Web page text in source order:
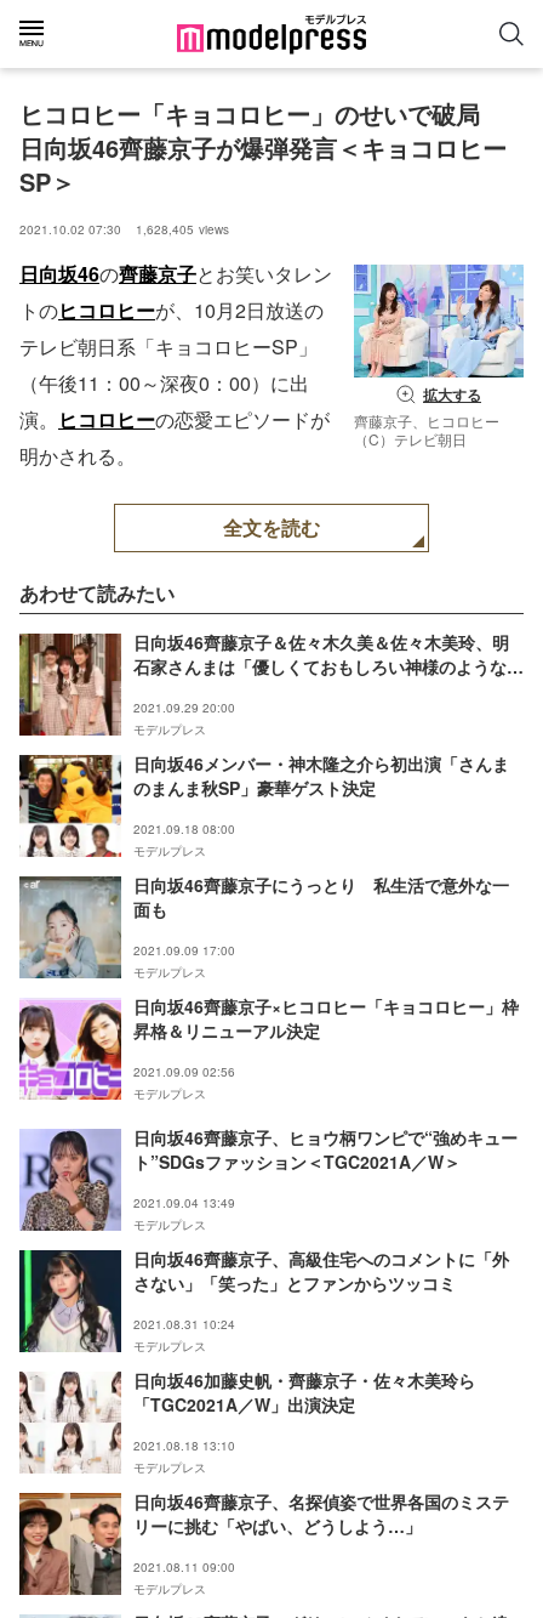
ヒコロヒー「キョコロヒー」のせいで破局
日向坂46齊藤京子が爆弾発言＜キョコロヒー
SP＞
2021.10.02 07:30 1,628,405 views
拡大する
齊藤京子、ヒコロヒー
（C）テレビ朝日
日向坂46の齊藤京子とお笑いタレン
トのヒコロヒーが、10月2日放送の
テレビ朝日系「キョコロヒーSP」
（午後11：00～深夜0：00）に出
演。
ヒコロヒーの恋愛エピソードが
明かされる。
全文を読む
あわせて読みたい
日向坂46齊藤京子＆佐々木久美＆佐々木美玲、明
石家さんまは「優しくておもしろい神様のような
2021.09.29 20:00
モデルプレス
日向坂46メンバー・神木隆之介ら初出演「さんま
のまんま秋SP」豪華ゲスト決定
2021.09.18 08:00
モデルプレス
日向坂46齊藤京子にうっとり 私生活で意外な一
面も
2021.09.09 17:00
モデルプレス
日向坂46齊藤京子×ヒコロヒー「キョコロヒー」枠
昇格＆リニューアル決定
2021.09.09 02:56
モデルプレス
日向坂46齊藤京子、ヒョウ柄ワンピで“強めキュー
ト”SDGsファッション＜TGC2021A／W＞
2021.09.04 13:49
モデルプレス
日向坂46齊藤京子、高級住宅へのコメントに「外
さない」「笑った」とファンからツッコミ
2021.08.31 10:24
モデルプレス
日向坂46加藤史帆・齊藤京子・佐々木美玲ら
「TGC2021A／W」出演決定
2021.08.18 13:10
モデルプレス
日向坂46齊藤京子、名探偵姿で世界各国のミステ
リーに挑む「やばい、どうしよう…」
2021.08.11 09:00
モデルプレス